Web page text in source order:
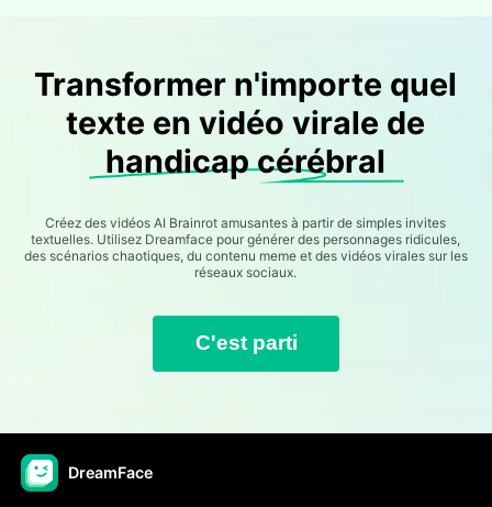
Transformer n'importe quel
texte en vidéo virale de
handicap cérébral
Créez des vidéos AI Brainrot amusantes à partir de simples invites
textuelles. Utilisez Dreamface pour générer des personnages ridicules,
des scénarios chaotiques, du contenu meme et des vidéos virales sur les
réseaux sociaux.
C'est parti
DreamFace